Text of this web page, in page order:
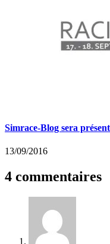
Simrace-Blog sera
13/09/2016
4 commentaires